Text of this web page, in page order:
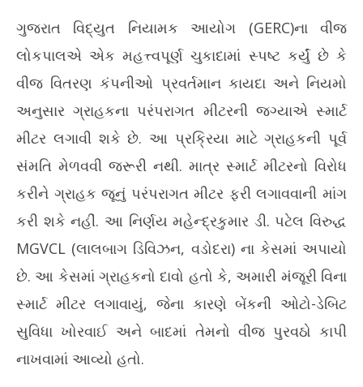
ગુજરાત વિદ્યુત નિયામક આયોગ (GERC)ના વીજ
લોકપાલએ એક મહત્ત્વપૂર્ણ ચુકાદામાં સ્પષ્ટ કર્યું છે કે
વીજ વિતરણ કંપનીઓ પ્રવર્તમાન કાયદા અને નિયમો
અનુસાર ગ્રાહકના પરંપરાગત મીટરની જગ્યાએ સ્માર્ટ
મીટર લગાવી શકે છે. આ પ્રક્રિયા માટે ગ્રાહકની પૂર્વ
સંમતિ મેળવવી જરૂરી નથી. માત્ર સ્માર્ટ મીટરનો વિરોધ
કરીને ગ્રાહક જૂનું પરંપરાગત મીટર ફરી લગાવવાની માંગ
કરી શકે નહીં. આ નિર્ણય મહેન્દ્રકુમાર ડી. પટેલ વિરુદ્ધ
MGVCL (લાલબાગ ડિવિઝન, વડોદરા) ના કેસમાં અપાયો
છે. આ કેસમાં ગ્રાહકનો દાવો હતો કે, અમારી મંજૂરી વિના
સ્માર્ટ મીટર લગાવાયું, જેના કારણે બેંકની ઓટો-ડેબિટ
સુવિધા ખોરવાઈ અને બાદમાં તેમનો વીજ પુરવઠો કાપી
નાખવામાં આવ્યો હતો.